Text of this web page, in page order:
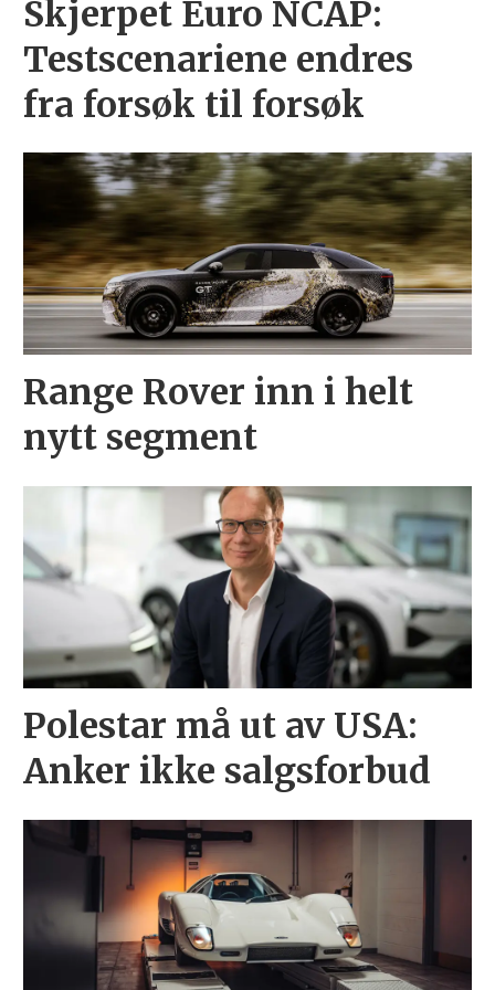
Skjerpet Euro NCAP:
Testscenariene endres
fra forsøk til forsøk
Range Rover inn i helt
nytt segment
Polestar må ut av USA:
Anker ikke salgsforbud